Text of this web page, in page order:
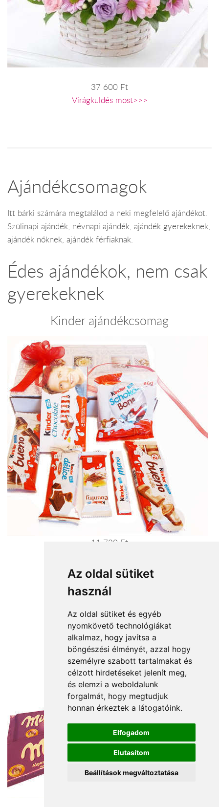
Az oldal sütiket
használ
Az oldal sütiket és egyéb
nyomkövető technológiákat
alkalmaz, hogy javítsa a
böngészési élményét, azzal hogy
személyre szabott tartalmakat és
célzott hirdetéseket jelenít meg,
és elemzi a weboldalunk
forgalmát, hogy megtudjuk
honnan érkeztek a látogatóink.
Elfogadom
Elutasítom
Beállítások megváltoztatása
37 600 Ft
Virágküldés most>>>
Ajándékcsomagok
Itt bárki számára megtalálod a neki megfelelő ajándékot.
Szülinapi ajándék, névnapi ajándék, ajándék gyerekeknek,
ajándék nőknek, ajándék férfiaknak.
Édes ajándékok, nem csak
gyerekeknek
Kinder ajándékcsomag
11 720 Ft
Milka hegy